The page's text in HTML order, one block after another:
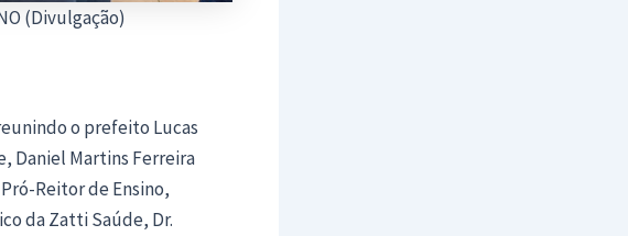
(Divulgação)
o prefeito Lucas
Daniel Martins Ferreira
Reitor de Ensino,
da Zatti Saúde, Dr.